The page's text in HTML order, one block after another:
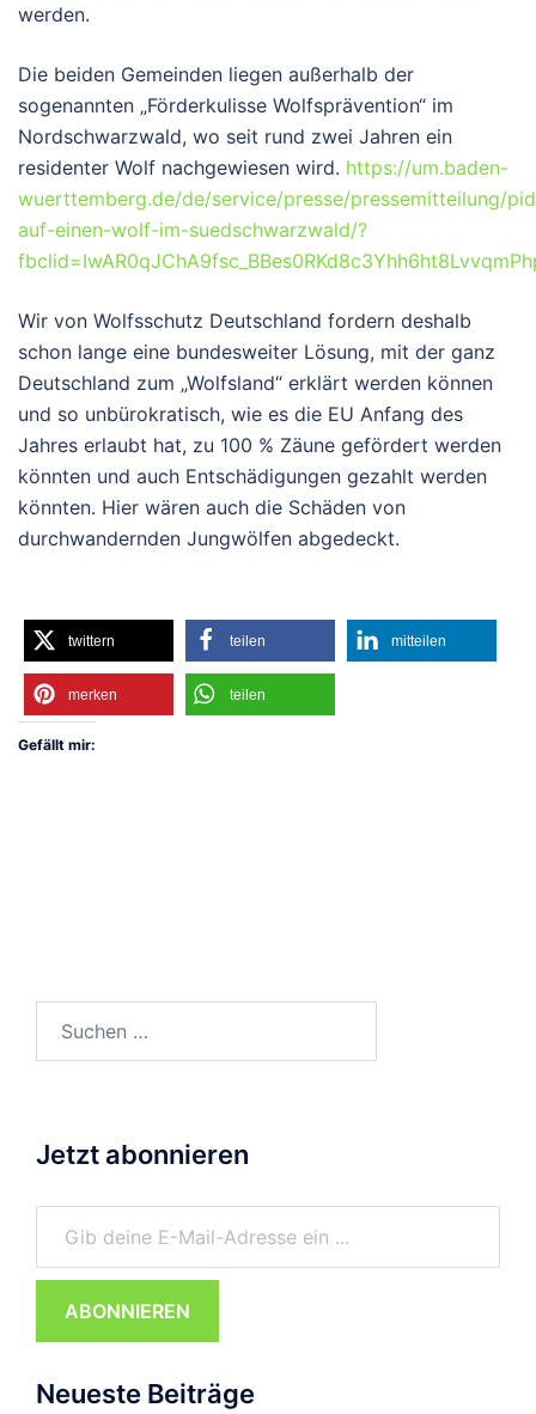
werden.
Die beiden Gemeinden liegen außerhalb der
sogenannten „Förderkulisse Wolfsprävention“ im
Nordschwarzwald, wo seit rund zwei Jahren ein
residenter Wolf nachgewiesen wird. https://um.baden-
wuerttemberg.de/de/service/presse/pressemitteilung/
auf-einen-wolf-im-suedschwarzwald/?
Wir von Wolfsschutz Deutschland fordern deshalb
schon lange eine bundesweiter Lösung, mit der ganz
Deutschland zum „Wolfsland“ erklärt werden können
und so unbürokratisch, wie es die EU Anfang des
Jahres erlaubt hat, zu 100 % Zäune gefördert werden
könnten und auch Entschädigungen gezahlt werden
könnten. Hier wären auch die Schäden von
durchwandernden Jungwölfen abgedeckt.
twittern teilen mitteilen
merken teilen
Gefällt mir:
nach:
Jetzt abonnieren
Gib deine E-Mail-Adresse ein ...
ABONNIEREN
Neueste Beiträge